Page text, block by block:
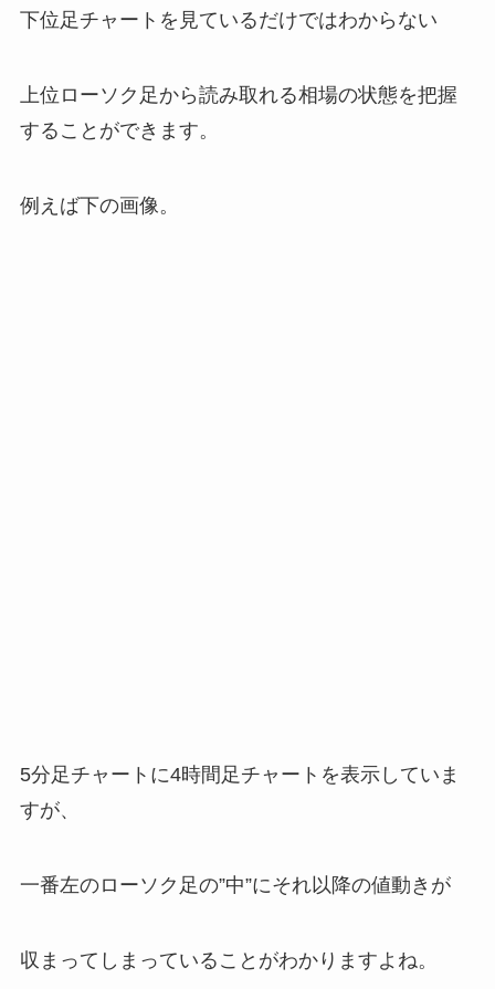
下位足チャートを見ているだけではわからない
上位ローソク足から読み取れる相場の状態を把握
することができます。
例えば下の画像。
5分足チャートに4時間足チャートを表示していま
すが、
一番左のローソク足の”中”にそれ以降の値動きが
収まってしまっていることがわかりますよね。